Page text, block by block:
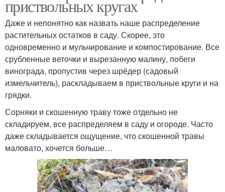
приствольных кругах
Даже и непонятно как назвать наше распределение
растительных остатков в саду. Скорее, это
одновременно и мульчирование и компостирование. Все
срубленные веточки и вырезанную малину, побеги
винограда, пропустив через шрёдер (садовый
измельчитель), раскладываем в приствольные круги и на
грядки.
Сорняки и скошенную траву тоже отдельно не
складируем, все распределяем в саду и огороде. Часто
даже складывается ощущение, что скошенной травы
маловато, хочется больше…